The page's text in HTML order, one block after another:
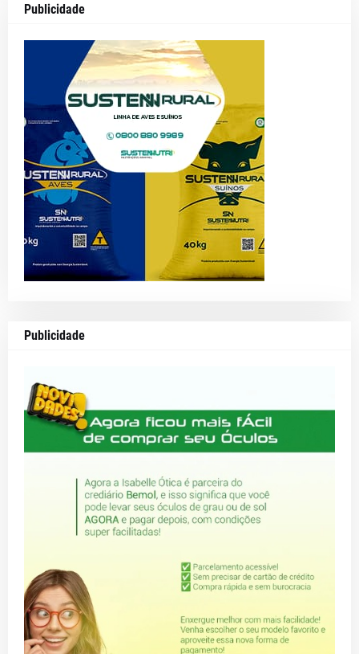
Publicidade
Publicidade